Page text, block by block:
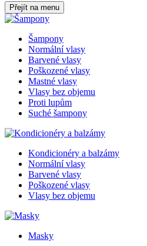
Přejít na menu
Šampony
Normální vlasy
Barvené vlasy
Poškozené vlasy
Mastné vlasy
Vlasy bez objemu
Proti lupům
Suché šampony
Kondicionéry a balzámy
Normální vlasy
Barvené vlasy
Poškozené vlasy
Vlasy bez objemu
Masky